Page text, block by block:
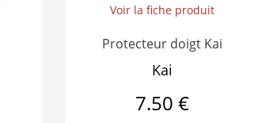
Voir la fiche produit
Protecteur doigt Kai
Kai
7.50 €